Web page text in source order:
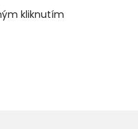
kliknutím